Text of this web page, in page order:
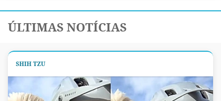
ÚLTIMAS NOTÍCIAS
SHIH TZU